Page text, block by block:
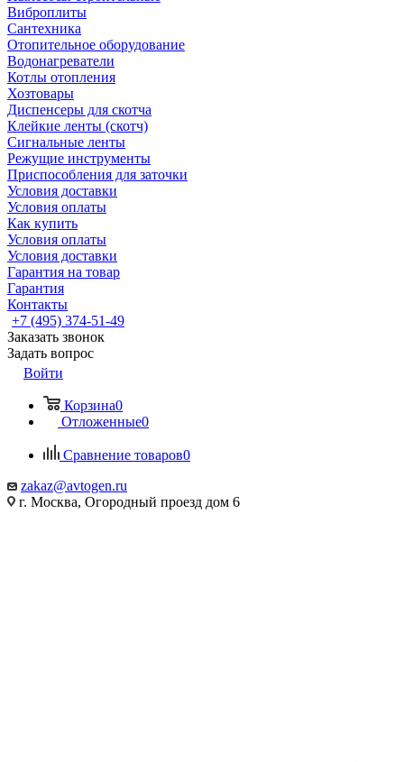
Виброплиты
Сантехника
Отопительное оборудование
Водонагреватели
Котлы отопления
Хозтовары
Диспенсеры для скотча
Клейкие ленты (скотч)
Сигнальные ленты
Режущие инструменты
Приспособления для заточки
Условия доставки
Условия оплаты
Как купить
Условия оплаты
Условия доставки
Гарантия на товар
Гарантия
Контакты
+7 (495) 374-51-49
Заказать звонок
Задать вопрос
Войти
Корзина0
Отложенные0
Сравнение товаров0
zakaz@avtogen.ru
г. Москва, Огородный проезд дом 6